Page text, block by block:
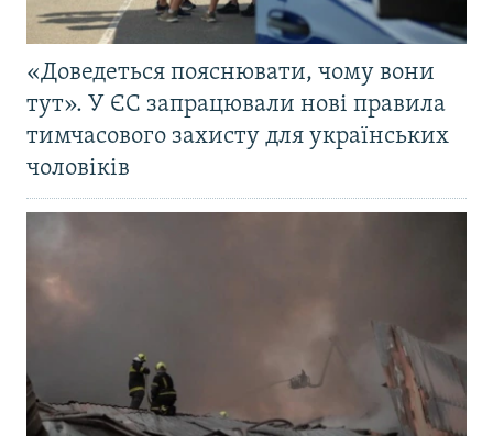
«Доведеться пояснювати, чому вони
тут». У ЄС запрацювали нові правила
тимчасового захисту для українських
чоловіків